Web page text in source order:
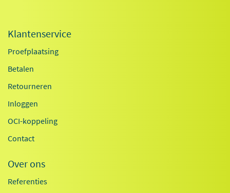
Klantenservice
Proefplaatsing
Betalen
Retourneren
Inloggen
OCI-koppeling
Contact
Over ons
Referenties